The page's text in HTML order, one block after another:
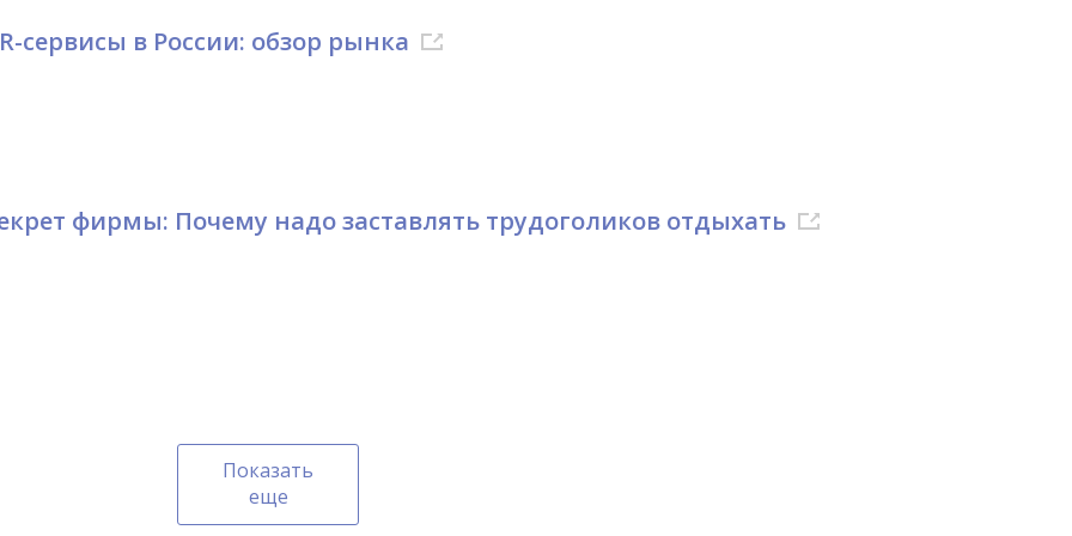
сервисы в России: обзор рынка
фирмы: Почему надо заставлять трудоголиков отдыхать
Показать
еще